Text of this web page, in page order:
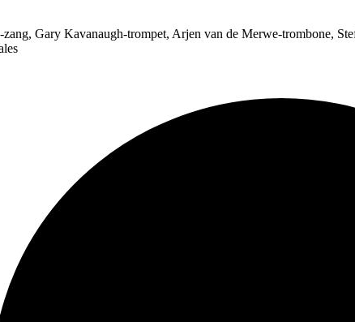
Gary Kavanaugh-trompet, Arjen van de Merwe-trombone,